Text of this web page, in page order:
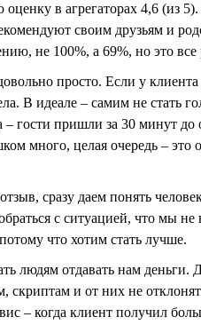
в агрегаторах 4,6 (из
своим друзьям и
не 100%, а 69%, но это
просто. Если у клиента
В идеале – самим не стать
– гости пришли за 30 минут до
много, целая очередь – это
сразу даем понять
с ситуацией, что мы
что хотим стать лучше.
людям отдавать нам деньги.
скриптам и от них не
– когда клиент получил